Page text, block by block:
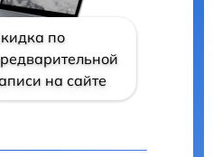
по
на сайте